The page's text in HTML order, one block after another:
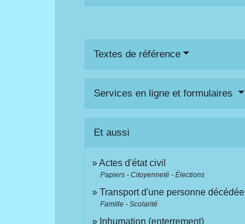
Textes de référence
Services en ligne et formulaires
Et aussi
Actes d'état civil
Papiers - Citoyenneté - Élections
Transport d'une personne décédée
Famille - Scolarité
Inhumation (enterrement)